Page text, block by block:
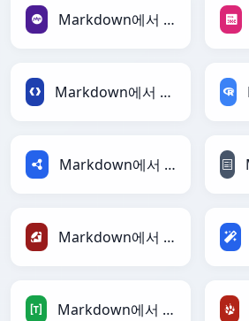
Markdown에서 PHP로
Markdown에서 Protobuf로
Markdown에서 RDF로
Markdown에서 Ruby로
Markdown에서 TOML로